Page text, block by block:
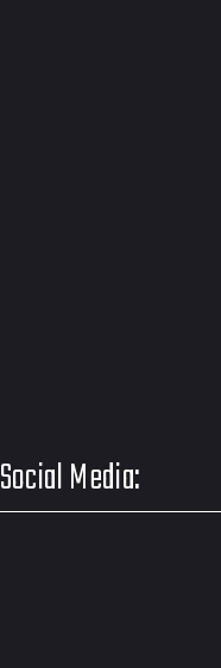
Social Media: